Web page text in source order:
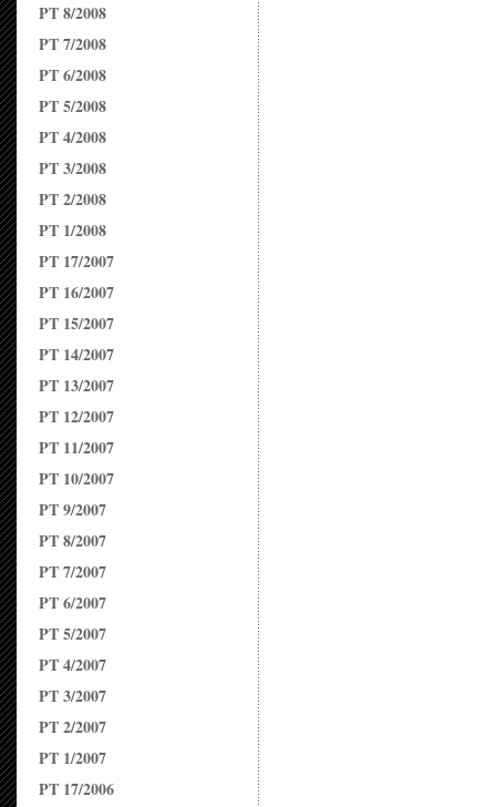
PT 8/2008
PT 7/2008
PT 6/2008
PT 5/2008
PT 4/2008
PT 3/2008
PT 2/2008
PT 1/2008
PT 17/2007
PT 16/2007
PT 15/2007
PT 14/2007
PT 13/2007
PT 12/2007
PT 11/2007
PT 10/2007
PT 9/2007
PT 8/2007
PT 7/2007
PT 6/2007
PT 5/2007
PT 4/2007
PT 3/2007
PT 2/2007
PT 1/2007
PT 17/2006